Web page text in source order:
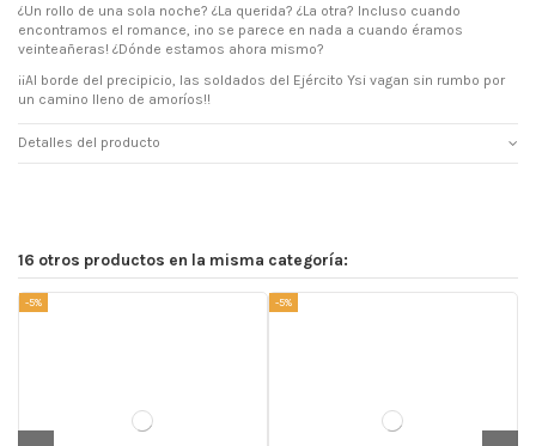
¿Un rollo de una sola noche? ¿La querida? ¿La otra? Incluso cuando
encontramos el romance, ¡no se parece en nada a cuando éramos
veinteañeras! ¿Dónde estamos ahora mismo?
¡¡Al borde del precipicio, las soldados del Ejército Ysi vagan sin rumbo por
un camino lleno de amoríos!!
Detalles del producto
16 otros productos en la misma categoría:
-5% -5%